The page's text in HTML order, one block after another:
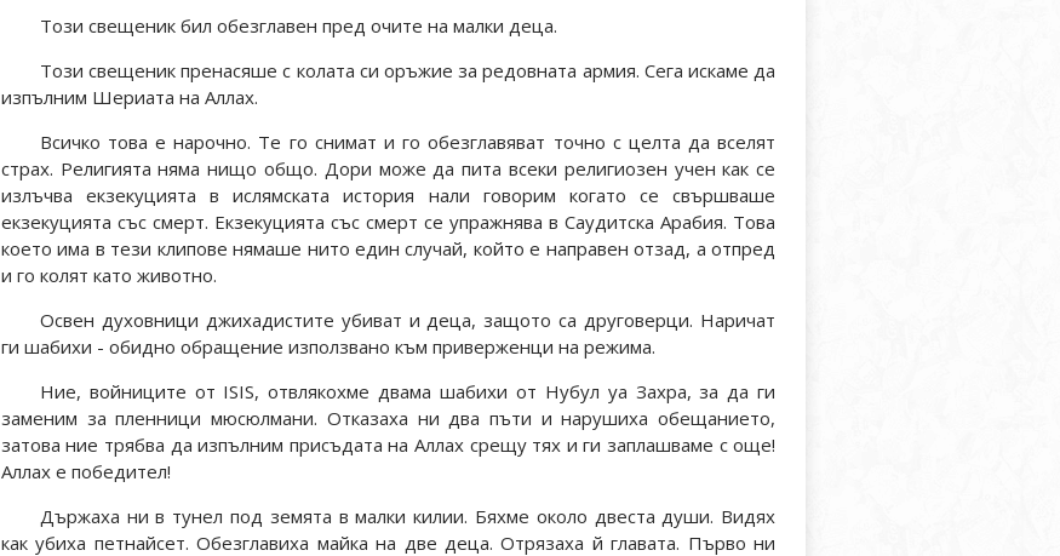
Този свещеник бил обезглавен пред очите на малки деца.
Този свещеник пренасяше с колата си оръжие за редовната армия. Сега искаме да
изпълним Шериата на Аллах.
Всичко това е нарочно. Те го снимат и го обезглавяват точно с целта да вселят
страх. Религията няма нищо общо. Дори може да пита всеки религиозен учен как се
излъчва екзекуцията в ислямската история нали говорим когато се свършваше
екзекуцията със смерт. Екзекуцията със смерт се упражнява в Саудитска Арабия. Това
което има в тези клипове нямаше нито един случай, който е направен отзад, а отпред
и го колят като животно.
Освен духовници джихадистите убиват и деца, защото са друговерци. Наричат
ги шабихи - обидно обращение използвано към приверженци на режима.
Ние, войниците от ISIS, отвлякохме двама шабихи от Нубул уа Захра, за да ги
заменим за пленници мюсюлмани. Отказаха ни два пъти и нарушиха обещанието,
затова ние трябва да изпълним присъдата на Аллах срещу тях и ги заплашваме с още!
Аллах е победител!
Държаха ни в тунел под земята в малки килии. Бяхме около двеста души. Видях
как убиха петнайсет. Обезглавиха майка на две деца. Отрязаха й главата. Първо ни